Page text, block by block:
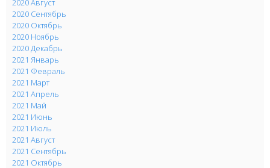
2020 Август
2020 Сентябрь
2020 Октябрь
2020 Ноябрь
2020 Декабрь
2021 Январь
2021 Февраль
2021 Март
2021 Апрель
2021 Май
2021 Июнь
2021 Июль
2021 Август
2021 Сентябрь
2021 Октябрь